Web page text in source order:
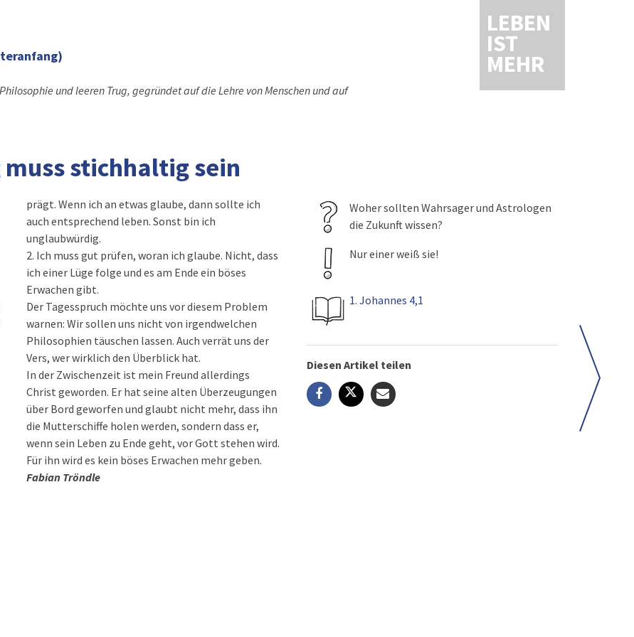
LEBEN
IST
MEHR
und leeren Trug, gegründet auf die Lehre von Menschen und auf
stichhaltig sein
prägt. Wenn ich an etwas glaube, dann sollte ich
auch entsprechend leben. Sonst bin ich
unglaubwürdig.
2. Ich muss gut prüfen, woran ich glaube. Nicht, dass
ich einer Lüge folge und es am Ende ein böses
Erwachen gibt.
Der Tagesspruch möchte uns vor diesem Problem
warnen: Wir sollen uns nicht von irgendwelchen
Philosophien täuschen lassen. Auch verrät uns der
Vers, wer wirklich den Überblick hat.
In der Zwischenzeit ist mein Freund allerdings
Christ geworden. Er hat seine alten Überzeugungen
über Bord geworfen und glaubt nicht mehr, dass ihn
die Mutterschiffe holen werden, sondern dass er,
wenn sein Leben zu Ende geht, vor Gott stehen wird.
Für ihn wird es kein böses Erwachen mehr geben.
Fabian Tröndle
Woher sollten Wahrsager und Astrologen
die Zukunft wissen?
Nur einer weiß sie!
1. Johannes 4,1
Diesen Artikel teilen